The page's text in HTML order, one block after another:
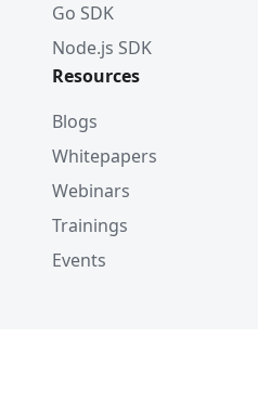
Go SDK
Node.js SDK
Resources
Blogs
Whitepapers
Webinars
Trainings
Events